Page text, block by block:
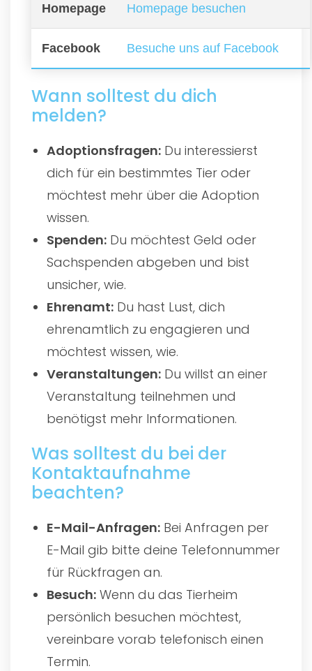
Homepage Homepage besuchen
Facebook Besuche uns auf Facebook
Wann solltest du dich
melden?
Adoptionsfragen: Du interessierst
dich für ein bestimmtes Tier oder
möchtest mehr über die Adoption
wissen.
Spenden: Du möchtest Geld oder
Sachspenden abgeben und bist
unsicher, wie.
Ehrenamt: Du hast Lust, dich
ehrenamtlich zu engagieren und
möchtest wissen, wie.
Veranstaltungen: Du willst an einer
Veranstaltung teilnehmen und
benötigst mehr Informationen.
Was solltest du bei der
Kontaktaufnahme
beachten?
E-Mail-Anfragen: Bei Anfragen per
E-Mail gib bitte deine Telefonnummer
für Rückfragen an.
Besuch: Wenn du das Tierheim
persönlich besuchen möchtest,
vereinbare vorab telefonisch einen
Termin.